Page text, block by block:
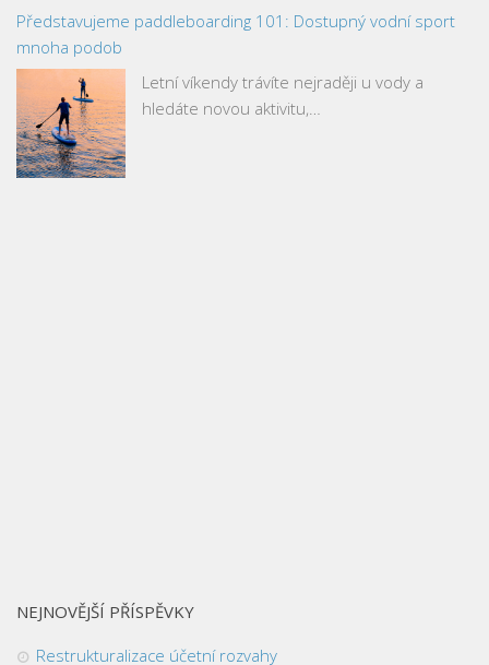
Představujeme paddleboarding 101: Dostupný vodní sport
mnoha podob
Letní víkendy trávíte nejraději u vody a
hledáte novou aktivitu,…
NEJNOVĚJŠÍ PŘÍSPĚVKY
Restrukturalizace účetní rozvahy